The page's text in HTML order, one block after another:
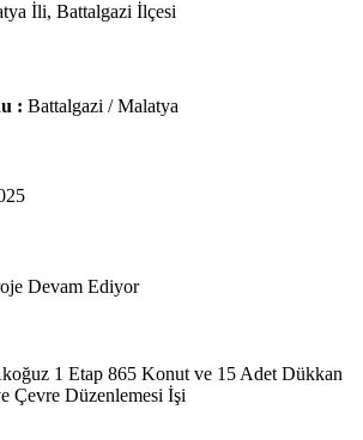
İli, Battalgazi İlçesi
: Battalgazi / Malatya
Devam Ediyor
1 Etap 865 Konut ve 15 Adet Dükkan
Çevre Düzenlemesi İşi